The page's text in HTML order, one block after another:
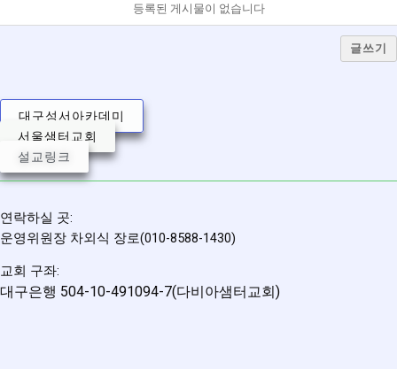
등록된 게시물이 없습니다
글쓰기
대구성서아카데미
서울샘터교회
설교링크
연락하실 곳:
운영위원장 차외식 장로(010-8588-1430)
교회 구좌:
대구은행 504-10-491094-7(다비아샘터교회)